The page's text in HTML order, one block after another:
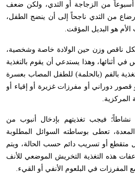
المستقرين وبسن حمل < 34 أسبوعاً من الزجاجة أو الثدي، ولكن ضعف
من الثدي ناجحاً إلى أن ينضج الطفل،
هو البديل المؤقت.
ناقص وزن حين الولادة خاصة وشخصية،
أثنائها، وهذا يستدعي أن يقوم بالتغذية
بالفم (بالحلمة) للطفل المصاب بعسرة
دوراني أو مفرزات غزيرة أو إقياء أو
المركزية.
نشاطاً؛ فيجب تغذيتهم بإدخال أنبوب من
تعطى بوساطته السوائل المطلوبة
متقطع أو تسريب دائم حسب الحالة، ويتم
ومن مضاعفات هذه التغذية التخريش الموضعي للأنف
المفرزات في البلعوم الأنفي أو القيء.